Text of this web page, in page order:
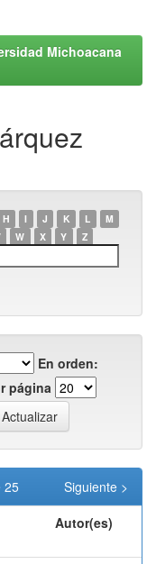
Michoacana
H I J K L
M
W X Y Z
En orden:
página
25
Siguiente >
Autor(es)